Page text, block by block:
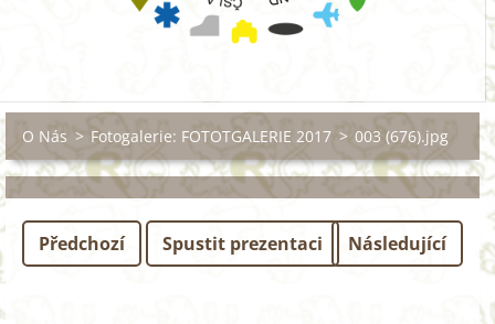
O Nás > Fotogalerie: FOTOTGALERIE 2017 > 003 (676).jpg
Předchozí Spustit prezentaci Následující